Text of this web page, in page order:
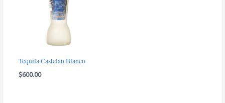
Tequila Castelan Blanco
$600.00